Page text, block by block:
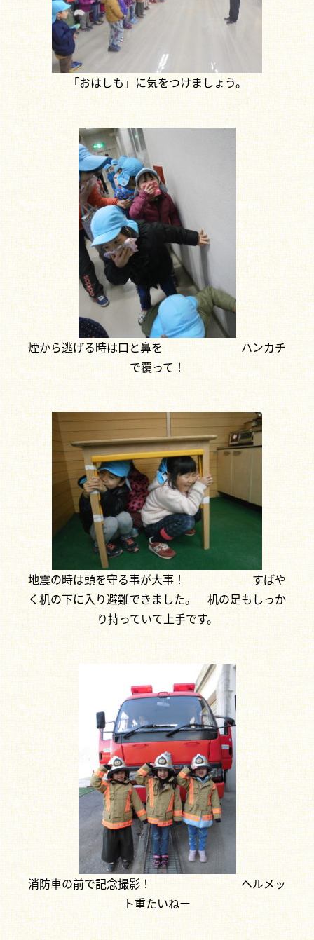
「おはしも」に気をつけましょう。
煙から逃げる時は口と鼻を ハンカチ
で覆って！
地震の時は頭を守る事が大事！ すばや
く机の下に入り避難できました。 机の足もしっか
り持っていて上手です。
消防車の前で記念撮影！ ヘルメッ
ト重たいねー